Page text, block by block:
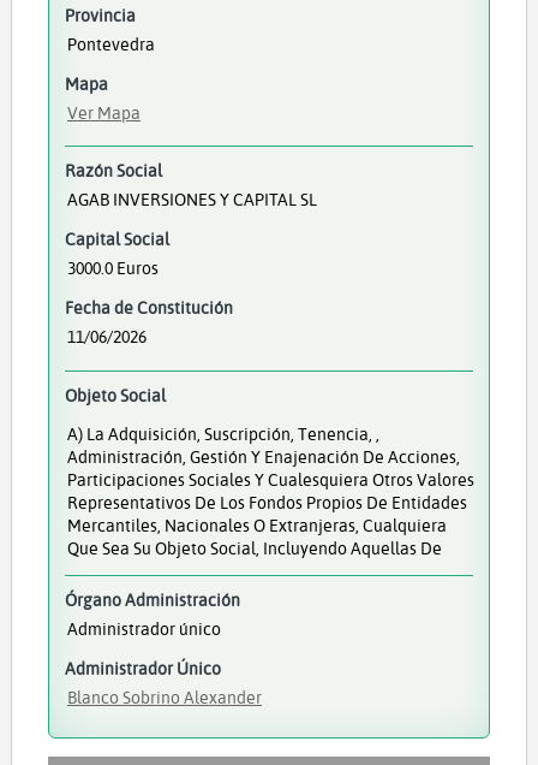
Provincia
Pontevedra
Mapa
Ver Mapa
Razón Social
AGAB INVERSIONES Y CAPITAL SL
Capital Social
3000.0 Euros
Fecha de Constitución
11/06/2026
Objeto Social
A) La Adquisición, Suscripción, Tenencia, ,
Administración, Gestión Y Enajenación De Acciones,
Participaciones Sociales Y Cualesquiera Otros Valores
Representativos De Los Fondos Propios De Entidades
Mercantiles, Nacionales O Extranjeras, Cualquiera
Que Sea Su Objeto Social, Incluyendo Aquellas De
Órgano Administración
Administrador único
Administrador Único
Blanco Sobrino Alexander